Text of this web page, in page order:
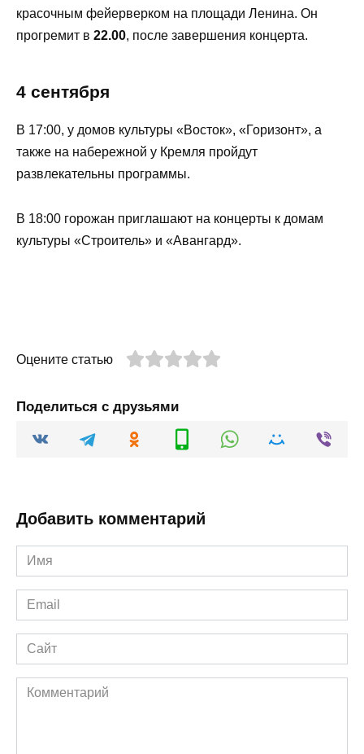
красочным фейерверком на площади Ленина. Он
прогремит в 22.00, после завершения концерта.
4 сентября
В 17:00, у домов культуры «Восток», «Горизонт», а
также на набережной у Кремля пройдут
развлекательны программы.
В 18:00 горожан приглашают на концерты к домам
культуры «Строитель» и «Авангард».
Оцените статью
Поделиться с друзьями
Добавить комментарий
Имя
*
Email
*
Сайт
Комментарий